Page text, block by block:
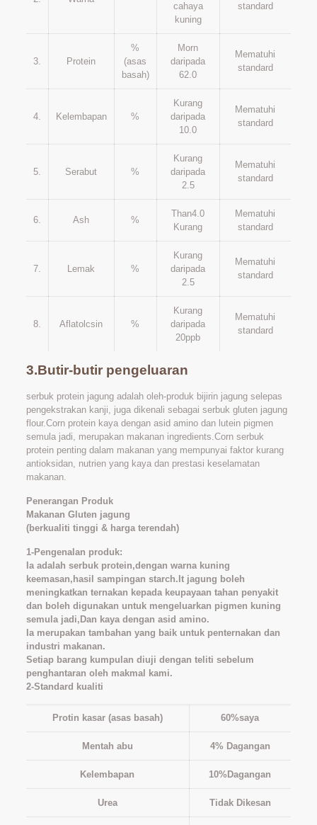
cahaya
kuning
standard
3. Protein
%
(asas
basah)
Morn
daripada
62.0
Mematuhi
standard
4. Kelembapan %
Kurang
daripada
10.0
Mematuhi
standard
5. Serabut %
Kurang
daripada
2.5
Mematuhi
standard
6. Ash %
Than4.0
Kurang
Mematuhi
standard
7. Lemak %
Kurang
daripada
2.5
Mematuhi
standard
8. Aflatolcsin %
Kurang
daripada
20ppb
Mematuhi
standard
3.Butir-butir pengeluaran
serbuk protein jagung adalah oleh-produk bijirin jagung selepas
pengekstrakan kanji, juga dikenali sebagai serbuk gluten jagung
flour.Corn protein kaya dengan asid amino dan lutein pigmen
semula jadi, merupakan makanan ingredients.Corn serbuk
protein penting dalam makanan yang mempunyai faktor kurang
antioksidan, nutrien yang kaya dan prestasi keselamatan
makanan.
Penerangan Produk
Makanan Gluten jagung
(berkualiti tinggi & harga terendah)
1-Pengenalan produk:
Ia adalah serbuk protein,dengan warna kuning
keemasan,hasil sampingan starch.It jagung boleh
meningkatkan ternakan kepada keupayaan tahan penyakit
dan boleh digunakan untuk mengeluarkan pigmen kuning
semula jadi,Dan kaya dengan asid amino.
Ia merupakan tambahan yang baik untuk penternakan dan
industri makanan.
Setiap barang kumpulan diuji dengan teliti sebelum
penghantaran oleh makmal kami.
2-Standard kualiti
Protin kasar (asas basah) 60%saya
Mentah abu 4% Dagangan
Kelembapan 10%Dagangan
Urea Tidak Dikesan